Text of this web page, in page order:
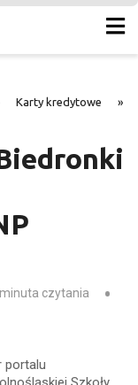
Karty kredytowe »
czytania
portalu